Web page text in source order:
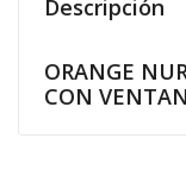
Descripción
ORANGE
CON